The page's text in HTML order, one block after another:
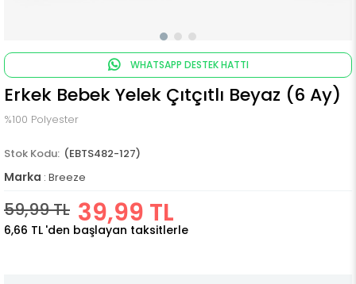
WHATSAPP DESTEK HATTI
Erkek Bebek Yelek Çıtçıtlı Beyaz (6 Ay)
%100 Polyester
(EBTS482-127)
Marka : Breeze
59,99 TL 39,99 TL
6,66 TL 'den başlayan taksitlerle